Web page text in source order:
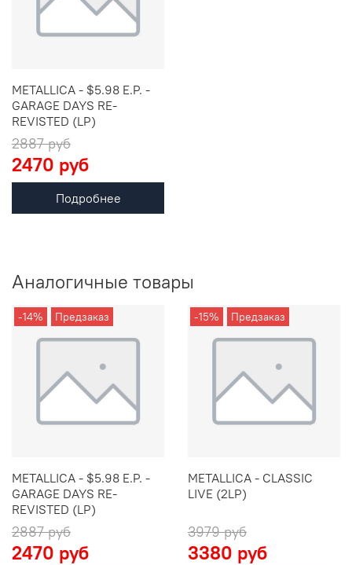
METALLICA - $5.98 E.P. -
GARAGE DAYS RE-
REVISTED (LP)
2887 руб
2470 руб
Подробнее
Аналогичные товары
-14% Предзаказ
METALLICA - $5.98 E.P. -
GARAGE DAYS RE-
REVISTED (LP)
2887 руб
2470 руб
-15% Предзаказ
METALLICA - CLASSIC
LIVE (2LP)
3979 руб
3380 руб